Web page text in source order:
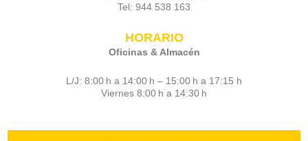
Tel: 944 538 163
HORARIO
Oficinas & Almacén
L/J: 8:00 h a 14:00 h – 15:00 h a 17:15 h
Viernes 8:00 h a 14:30 h